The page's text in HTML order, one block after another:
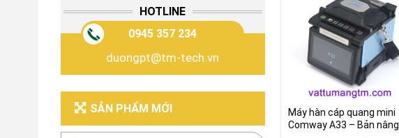
HOTLINE
0945 357 234
duongpt@tm-tech.vn
SẢN PHẨM MỚI
Máy hàn cáp quang mini
Comway A33 – Bản nâng